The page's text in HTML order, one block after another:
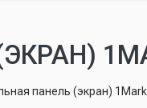
панель (экран)